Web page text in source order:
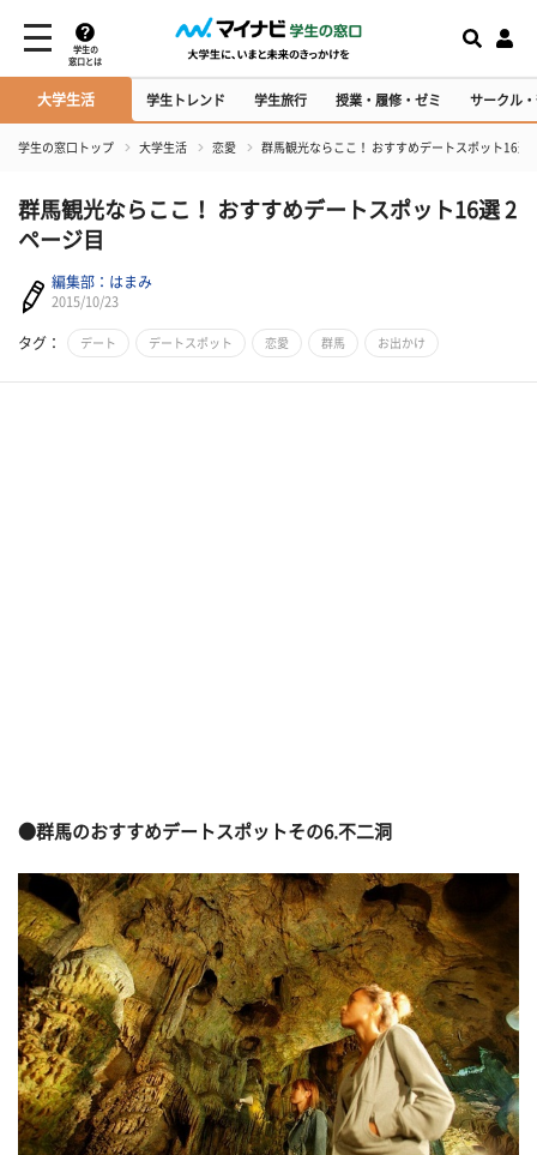
学生の
窓口とは
大学生活 学生トレンド 学生旅行 授業・履修・ゼミ サークル
学生の窓口トップ 大学生活 恋愛 群馬観光ならここ！ おすすめデートスポット16選
群馬観光ならここ！ おすすめデートスポット16選 2
ページ目
編集部：はまみ
2015/10/23
タグ： デート デートスポット 恋愛 群馬 お出かけ
●群馬のおすすめデートスポットその6.不二洞